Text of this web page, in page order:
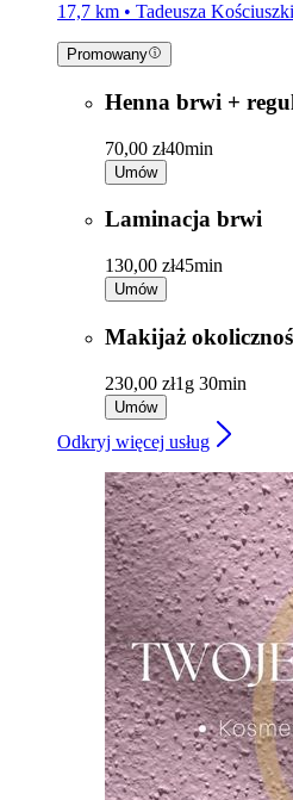
17,7 km • Tadeusza
Promowany
Henna brwi +
70,00 zł40min
Umów
Laminacja brwi
130,00 zł45min
Umów
Makijaż
230,00 zł1g 30min
Umów
Odkryj więcej usług